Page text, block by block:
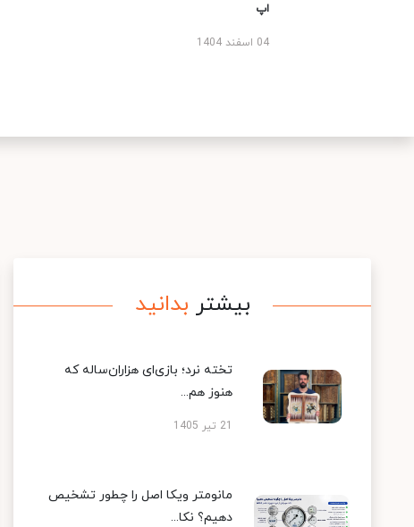
اپ
04 اسفند 1404
بیشتر بدانید
تخته نرد؛ بازی‌ای هزاران‌ساله که
هنوز هم...
21 تیر 1405
مانومتر ویکا اصل را چطور تشخیص
دهیم؟ نکا...